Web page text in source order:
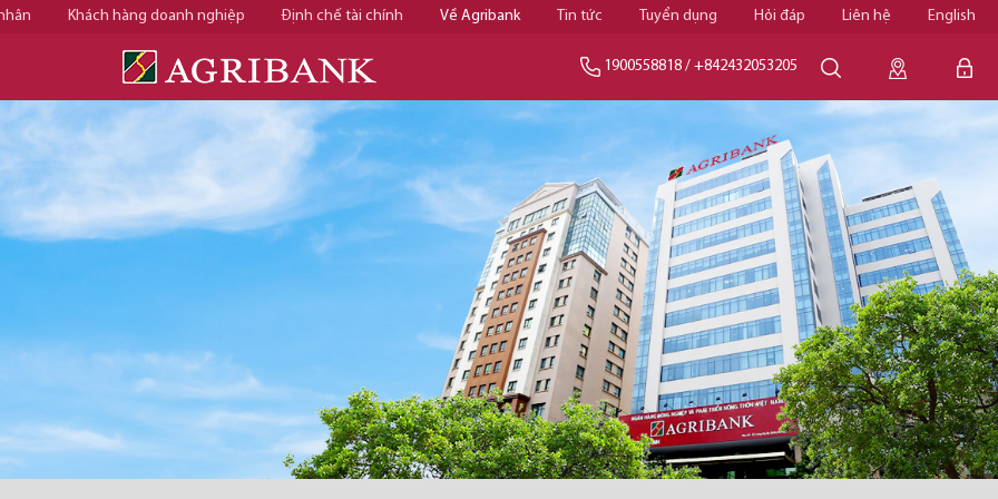
Khách hàng doanh nghiệp Định chế tài chính Về Agribank Tin tức Tuyển dụng Hỏi đáp Liên hệ English
1900558818 / +842432053205